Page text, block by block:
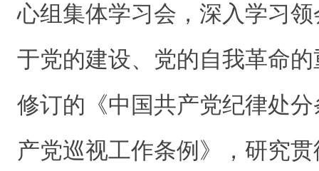
心组集体学习会，深入学习
于党的建设、党的自我革命
修订的《中国共产党纪律处
产党巡视工作条例》，研究